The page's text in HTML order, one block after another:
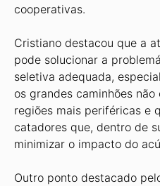
cooperativas.
Cristiano destacou que a
pode solucionar a
seletiva adequada,
os grandes caminhões
regiões mais periféricas e
catadores que, dentro de
minimizar o impacto do
Outro ponto destacado